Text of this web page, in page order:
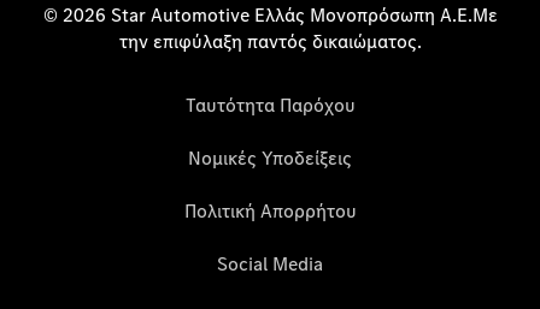
© 2026 Star Automotive Ελλάς Μονοπρόσωπη Α.Ε.Με
την επιφύλαξη παντός δικαιώματος.
Ταυτότητα Παρόχου
Νομικές Υποδείξεις
Πολιτική Απορρήτου
Social Media